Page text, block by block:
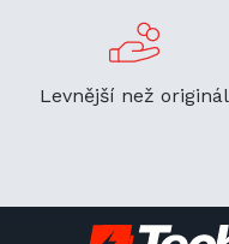
Levnější než originál